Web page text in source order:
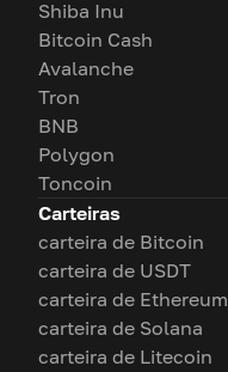
Shiba Inu
Bitcoin Cash
Avalanche
Tron
BNB
Polygon
Toncoin
Carteiras
carteira de Bitcoin
carteira de USDT
carteira de Ethereum
carteira de Solana
carteira de Litecoin